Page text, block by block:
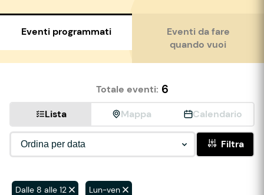
Eventi programmati
Eventi da fare
quando vuoi
Totale eventi: 6
Lista Mappa Calendario
Filtra
Dalle 8 alle 12 Lun-ven